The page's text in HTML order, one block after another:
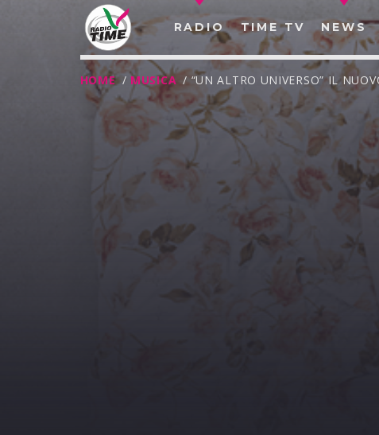
RADIO TIME TV NEWS
HOME / MUSICA / “UN ALTRO UNIVERSO” IL